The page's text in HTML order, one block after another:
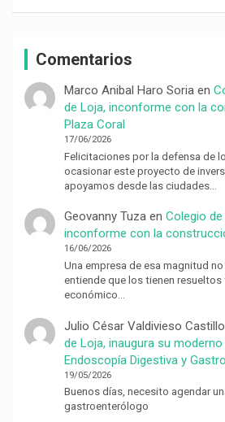
Comentarios
Marco Anibal Haro Soriaen
de Loja, inconforme con la
Plaza Coral
17/06/2026
Felicitaciones por la defensa de
ocasionar este proyecto de
apoyamos desde las ciudades…
Geovanny Tuzaen Colegio
inconforme con la
16/06/2026
Una empresa de esa magnitud
entiende que los tienen
económico…
Julio César Valdivieso Castillo
de Loja, inaugura su
Endoscopía Digestiva y
19/05/2026
Buenos días, necesito agendar
gastroenterólogo